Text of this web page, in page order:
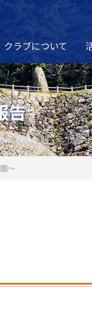
クラブについて
告
～